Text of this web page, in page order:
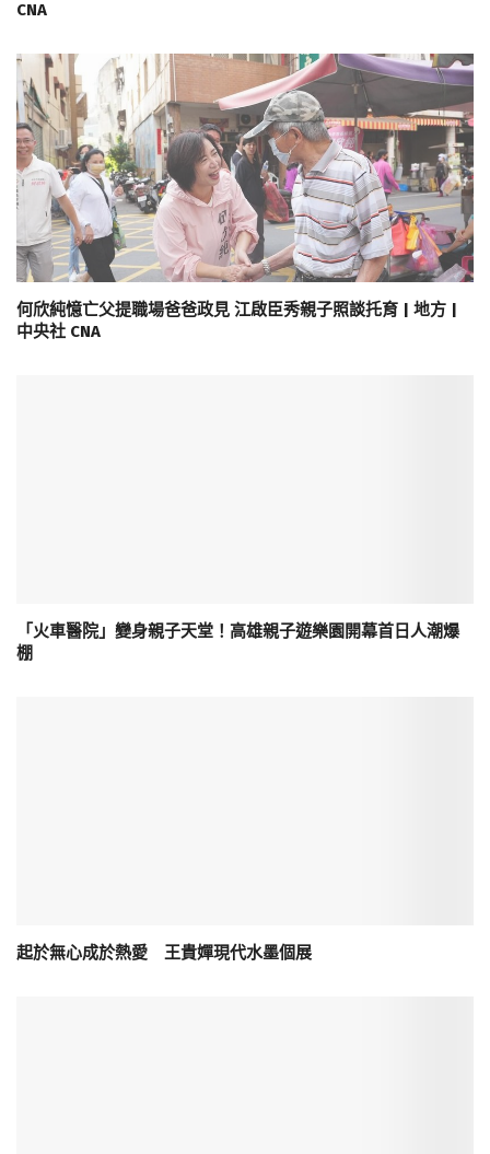
CNA
何欣純憶亡父提職場爸爸政見 江啟臣秀親子照談托育 | 地方 |
中央社 CNA
「火車醫院」變身親子天堂！高雄親子遊樂園開幕首日人潮爆
棚
起於無心成於熱愛 王貴嬋現代水墨個展